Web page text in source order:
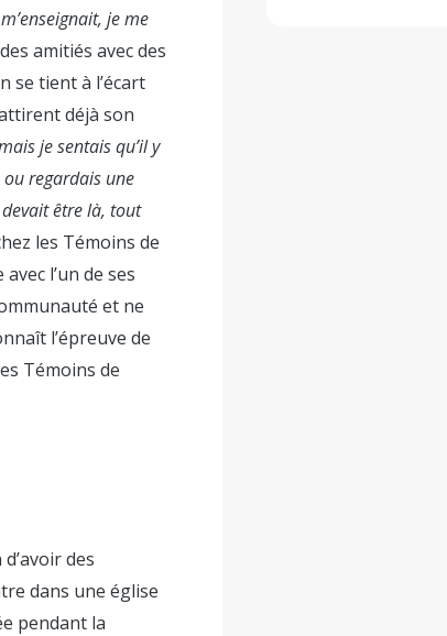
je me
amitiés avec des
se tient à l’écart
déjà son
je sentais qu’il y
regardais une
être là, tout
les Témoins de
l’un de ses
et ne
l’épreuve de
Témoins de
des
dans une église
pendant la